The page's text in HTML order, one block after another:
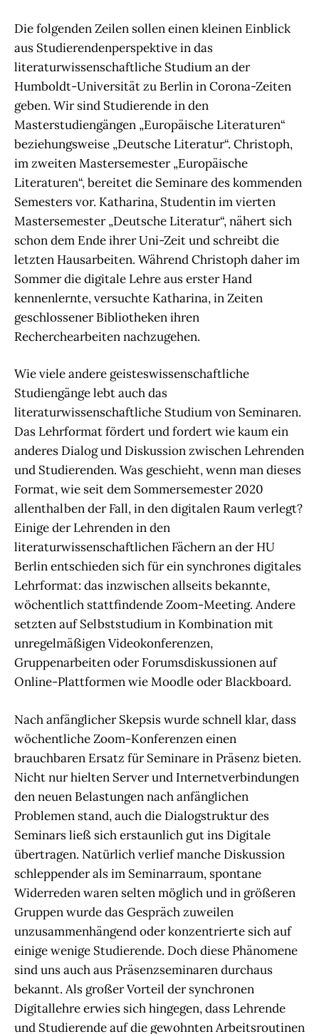
Die folgenden Zeilen sollen einen kleinen Einblick
aus Studierendenperspektive in das
literaturwissenschaftliche Studium an der
Humboldt-Universität zu Berlin in Corona-Zeiten
geben. Wir sind Studierende in den
Masterstudiengängen „Europäische Literaturen“
beziehungsweise „Deutsche Literatur“. Christoph,
im zweiten Mastersemester „Europäische
Literaturen“, bereitet die Seminare des kommenden
Semesters vor. Katharina, Studentin im vierten
Mastersemester „Deutsche Literatur“, nähert sich
schon dem Ende ihrer Uni-Zeit und schreibt die
letzten Hausarbeiten. Während Christoph daher im
Sommer die digitale Lehre aus erster Hand
kennenlernte, versuchte Katharina, in Zeiten
geschlossener Bibliotheken ihren
Recherchearbeiten nachzugehen.
Wie viele andere geisteswissenschaftliche
Studiengänge lebt auch das
literaturwissenschaftliche Studium von Seminaren.
Das Lehrformat fördert und fordert wie kaum ein
anderes Dialog und Diskussion zwischen Lehrenden
und Studierenden. Was geschieht, wenn man dieses
Format, wie seit dem Sommersemester 2020
allenthalben der Fall, in den digitalen Raum verlegt?
Einige der Lehrenden in den
literaturwissenschaftlichen Fächern an der HU
Berlin entschieden sich für ein synchrones digitales
Lehrformat: das inzwischen allseits bekannte,
wöchentlich stattfindende Zoom-Meeting. Andere
setzten auf Selbststudium in Kombination mit
unregelmäßigen Videokonferenzen,
Gruppenarbeiten oder Forumsdiskussionen auf
Online-Plattformen wie Moodle oder Blackboard.
Nach anfänglicher Skepsis wurde schnell klar, dass
wöchentliche Zoom-Konferenzen einen
brauchbaren Ersatz für Seminare in Präsenz bieten.
Nicht nur hielten Server und Internetverbindungen
den neuen Belastungen nach anfänglichen
Problemen stand, auch die Dialogstruktur des
Seminars ließ sich erstaunlich gut ins Digitale
übertragen. Natürlich verlief manche Diskussion
schleppender als im Seminarraum, spontane
Widerreden waren selten möglich und in größeren
Gruppen wurde das Gespräch zuweilen
unzusammenhängend oder konzentrierte sich auf
einige wenige Studierende. Doch diese Phänomene
sind uns auch aus Präsenzseminaren durchaus
bekannt. Als großer Vorteil der synchronen
Digitallehre erwies sich hingegen, dass Lehrende
und Studierende auf die gewohnten Arbeitsroutinen